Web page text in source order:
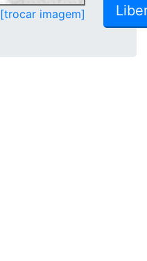
[trocar imagem]